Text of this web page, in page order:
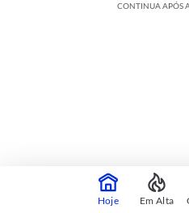
CONTINUA APÓS
Colunistas
Hoje Em Alta